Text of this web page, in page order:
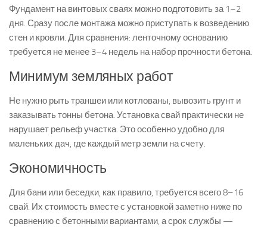
Фундамент на винтовых сваях можно подготовить за 1–2
дня. Сразу после монтажа можно приступать к возведению
стен и кровли. Для сравнения: ленточному основанию
требуется не менее 3–4 недель на набор прочности бетона.
Минимум земляных работ
Не нужно рыть траншеи или котлованы, вывозить грунт и
заказывать тонны бетона. Установка свай практически не
нарушает рельеф участка. Это особенно удобно для
маленьких дач, где каждый метр земли на счету.
Экономичность
Для бани или беседки, как правило, требуется всего 8–16
свай. Их стоимость вместе с установкой заметно ниже по
сравнению с бетонными вариантами, а срок службы —